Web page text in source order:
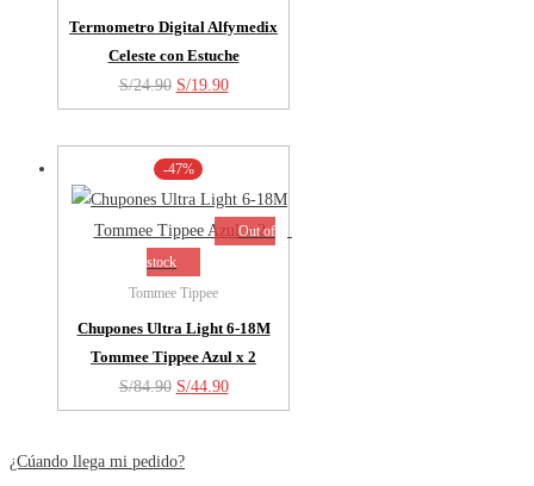
Termometro Digital Alfymedix
Celeste con Estuche
S/24.90 El
precio
original
era:
S/24.90.
S/19.90El
precio
actual
S/19.90.
-47%
Out of
stock
Tommee Tippee
Chupones Ultra Light 6-18M
Tommee Tippee Azul x 2
S/84.90 El
precio
S/44.90El
precio
¿Cúando llega mi pedido?